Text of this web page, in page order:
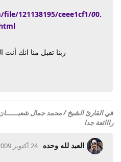
121138195/ceee1cf1/00.
ربنا تقبل منا انك أنت
في
رااائعة جدا
العبد لله وحده 24 أكتوبر 2009